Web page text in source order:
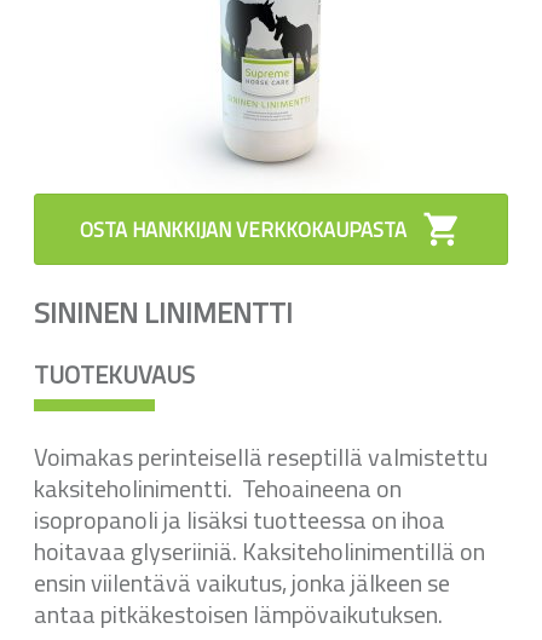
OSTA HANKKIJAN VERKKO­KAUPASTA
SININEN LINIMENTTI
TUOTEKUVAUS
Voimakas perinteisellä reseptillä valmistettu
kaksiteholinimentti. Tehoaineena on
isopropanoli ja lisäksi tuotteessa on ihoa
hoitavaa glyseriiniä. Kaksiteholinimentillä on
ensin viilentävä vaikutus, jonka jälkeen se
antaa pitkäkestoisen lämpövaikutuksen.